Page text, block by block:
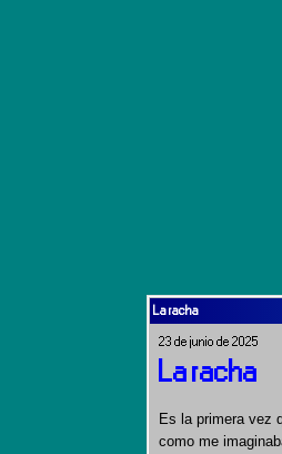
La racha
23 de junio de 2025
La racha
Es la primera vez
como me